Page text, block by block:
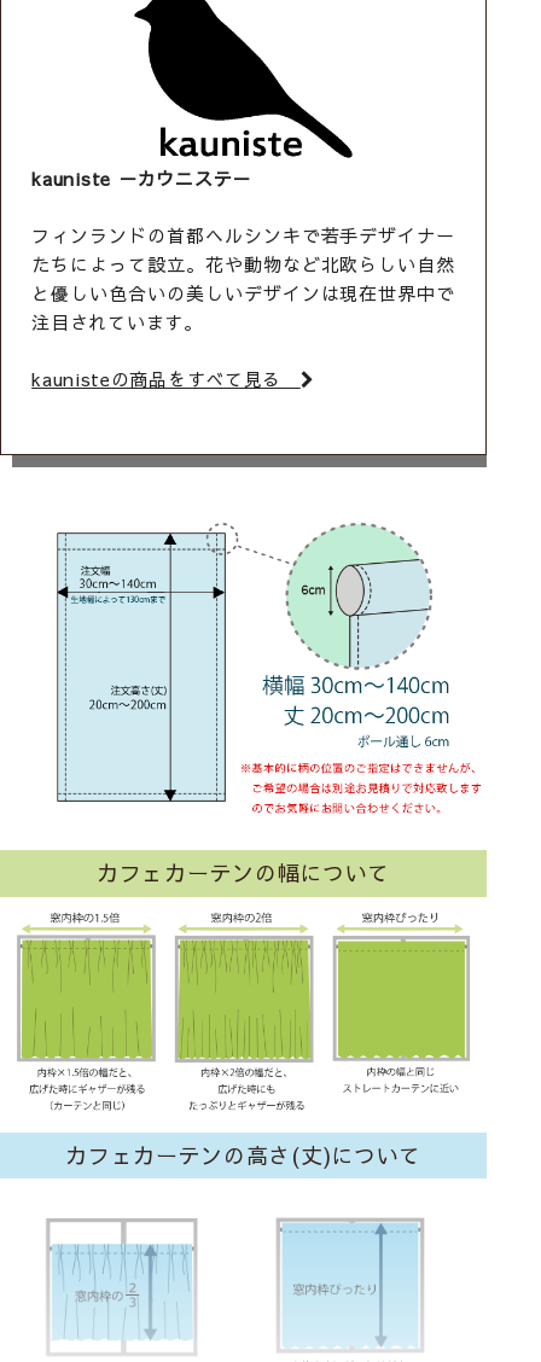
kauniste －カウニステ－
フィンランドの首都ヘルシンキで若手デザイナー
たちによって設立。花や動物など北欧らしい自然
と優しい色合いの美しいデザインは現在世界中で
注目されています。
kaunisteの商品をすべて見る
カフェカーテンの幅について
カフェカーテンの高さ(丈)について